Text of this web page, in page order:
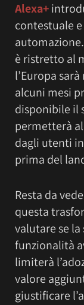
Alexa+
contestuale
è ristretto al
l’Europa
alcuni mesi
disponibile il
permetterà
dagli utenti
prima del
Resta da
questa
valutare se
funzionalità
limiterà
valore
giustificare